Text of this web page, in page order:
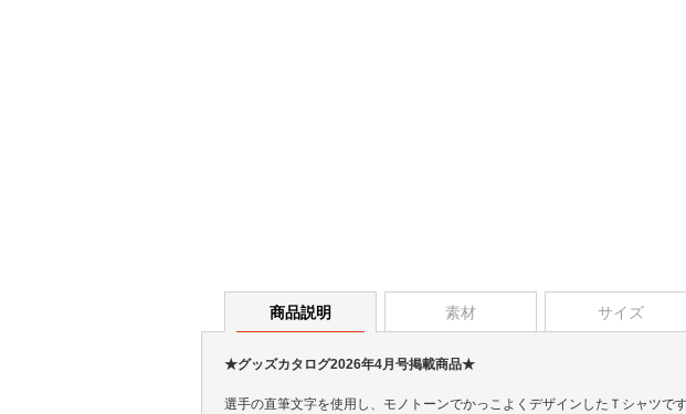
商品説明 素材 サイズ
★グッズカタログ2026年4月号掲載商品★
選手の直筆文字を使用し、モノトーンでかっこよくデザインしたＴシャツです